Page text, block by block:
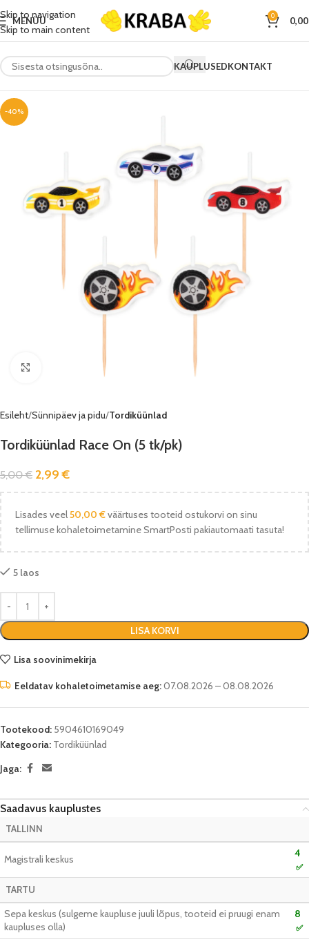
Skip to navigation
Skip to main content
MENÜÜ 0
KAUPLUSEDKONTAKT
-40%
Esileht Sünnipäev ja pidu Tordiküünlad
Tordiküünlad Race On (5 tk/pk)
5,00€ 2,99€
Lisades veel50,00 €väärtuses tooteid ostukorvi on sinu
tellimuse kohaletoimetamine SmartPosti pakiautomaati tasuta!
5 laos
LISA KORVI
Lisa soovinimekirja
Eeldatav kohaletoimetamise aeg:07.08.2026 – 08.08.2026
Tootekood: 5904610169049
Kategooria: Tordiküünlad
Jaga:
Saadavus kauplustes
TALLINN
Magistrali keskus 4
✅
TARTU
Sepa keskus (sulgeme kaupluse juuli lõpus, tooteid ei pruugi enam
kaupluses olla)
8
✅